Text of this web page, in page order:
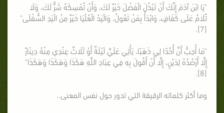
"يَا ابْنَ آدَمَ إِنَّكَ أَنْ تَبْذُلَ الْفَضْلَ خَيْرٌ لَكَ، وَأَنْ تُمْسِكَهُ شَرٌّ لَكَ، وَلَا
تُلَامُ عَلَى كَفَافٍ، وَابْدَأْ بِمَنْ تَعُولُ، وَالْيَدُ الْعُلْيَا خَيْرٌ مِنْ الْيَدِ السُّفْلَى"
[7].
"مَا أُحِبُّ أَنَّ أُحُدًا لِي ذَهَبًا، يَأْتِي عَلَيَّ لَيْلَةٌ أَوْ ثَلَاثٌ عِنْدِي مِنْهُ دِينَارٌ
إِلَّا أَرْصُدُهُ لِدَيْنٍ، إِلَّا أَنْ أَقُولَ بِهِ فِي عِبَادِ اللَّهِ هَكَذَا وَهَكَذَا وَهَكَذَا"
[8].
وما أكثر كلماته الرقيقة التي تدور حول نفس المعنى..